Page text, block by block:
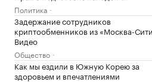
Политика
Задержание сотрудников
криптообменников из «Москва-
Видео
Общество
Как мы ездили в Южную Корею за
здоровьем и впечатлениями